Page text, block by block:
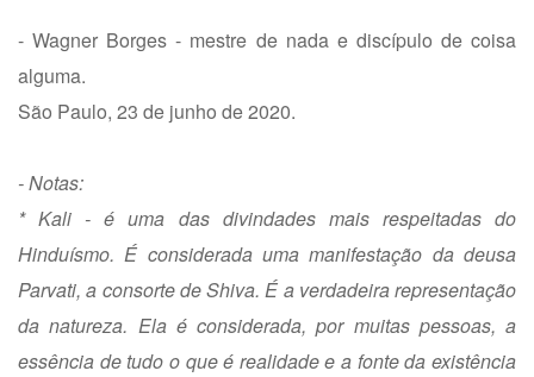
- Wagner Borges - mestre de nada e discípulo de coisa
alguma.
São Paulo, 23 de junho de 2020.
- Notas:
* Kali - é uma das divindades mais respeitadas do
Hinduísmo. É considerada uma manifestação da deusa
Parvati, a consorte de Shiva. É a verdadeira representação
da natureza. Ela é considerada, por muitas pessoas, a
essência de tudo o que é realidade e a fonte da existência